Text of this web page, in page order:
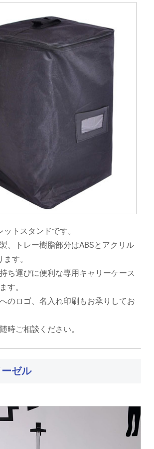
トスタンドです。
、トレー樹脂部分はABSとアクリル
す。
ち運びに便利な専用キャリーケース
す。
のロゴ、名入れ印刷もお承りしてお
時ご相談ください。
ゼル